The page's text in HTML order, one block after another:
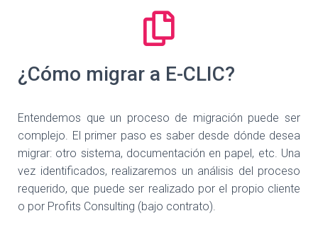
¿Cómo migrar a E-CLIC?
Entendemos que un proceso de migración puede ser
complejo. El primer paso es saber desde dónde desea
migrar: otro sistema, documentación en papel, etc. Una
vez identificados, realizaremos un análisis del proceso
requerido, que puede ser realizado por el propio cliente
o por Profits Consulting (bajo contrato).